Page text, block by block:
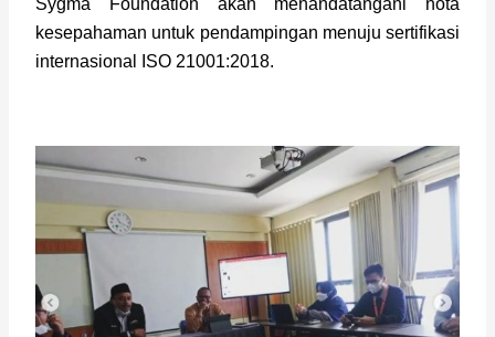
Sygma Foundation akan menandatangani nota
kesepahaman untuk pendampingan menuju sertifikasi
internasional ISO 21001:2018.